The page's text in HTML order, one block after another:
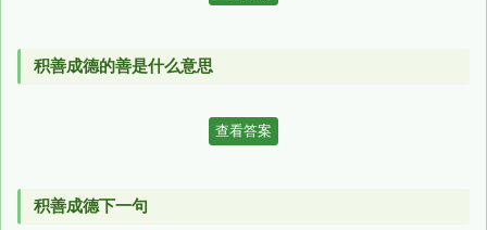
积善成德的善是什么意思
查看答案
积善成德下一句